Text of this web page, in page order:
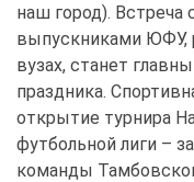
наш город).
выпускниками ЮФУ,
вузах, станет
праздника.
открытие турнира
футбольной лиги –
команды